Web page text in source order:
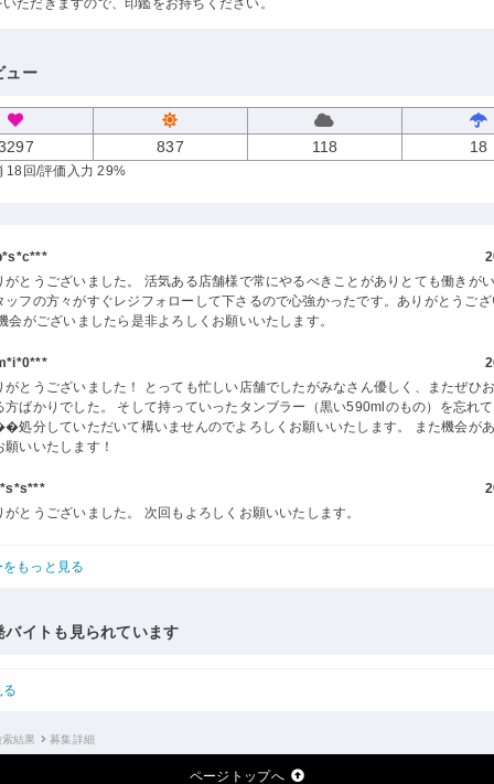
ただきますので、印鑑をお持ちください。
ュー
837 118 18
18回/評価入力 29%
がとうございました。 活気ある店舗様で常にやるべきことがありとても働きが
ッフの方々がすぐレジフォローして下さるので心強かったです。ありがとうご
会がございましたら是非よろしくお願いいたします。
がとうございました！ とっても忙しい店舗でしたがみなさん優しく、またぜひ
方ばかりでした。 そして持っていったタンブラー（黒い590mlのもの）を忘れ
分していただいて構いませんのでよろしくお願いいたします。 また機会が
いいたします！
がとうございました。 次回もよろしくお願いいたします。
もっと見る
バイトも見られています
索結果 募集詳細
ページトップへ